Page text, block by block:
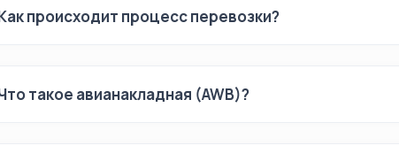
происходит процесс перевозки?
такое авианакладная (AWB)?